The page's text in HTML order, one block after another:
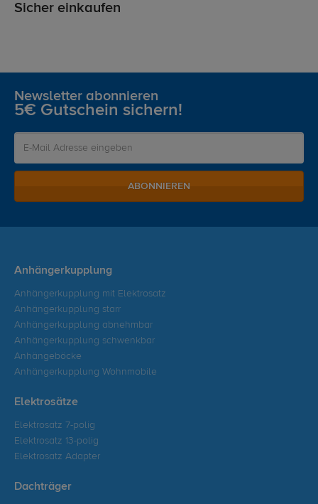
Sicher einkaufen
Newsletter abonnieren
5€ Gutschein sichern!
ABONNIEREN
Anhängerkupplung
Anhängerkupplung mit Elektrosatz
Anhängerkupplung starr
Anhängerkupplung abnehmbar
Anhängerkupplung schwenkbar
Anhängeböcke
Anhängerkupplung Wohnmobile
Elektrosätze
Elektrosatz 7-polig
Elektrosatz 13-polig
Elektrosatz Adapter
Dachträger